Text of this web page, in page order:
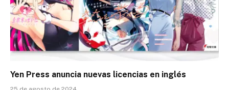
Yen Press anuncia nuevas licencias en inglés